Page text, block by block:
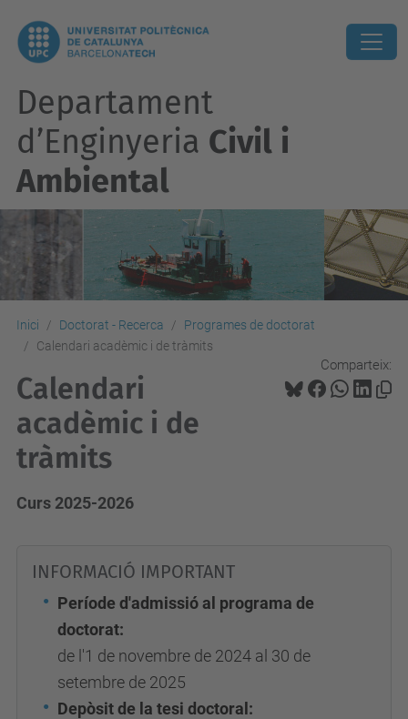
Departament
d’Enginyeria Civil i
Ambiental
Inici Doctorat - Recerca
Programes de doctorat
Calendari acadèmic i de tràmits
Comparteix:
Calendari
acadèmic i de
tràmits
Curs 2025-2026
INFORMACIÓ IMPORTANT
Període d'admissió al programa de
doctorat:
de l'1 de novembre de 2024 al 30 de
setembre de 2025
Depòsit de la tesi doctoral: